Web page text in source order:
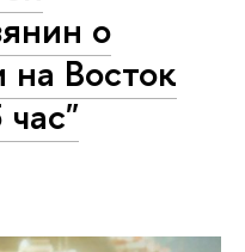
о
на Восток